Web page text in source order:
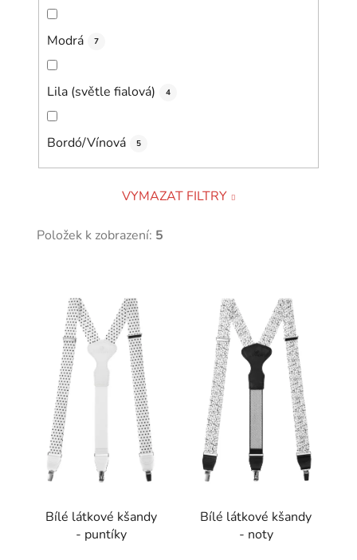
Modrá 7
Lila (světle fialová) 4
Bordó/Vínová 5
VYMAZAT FILTRY
Položek k zobrazení: 5
Bílé látkové kšandy
- puntíky
Bílé látkové kšandy
- noty